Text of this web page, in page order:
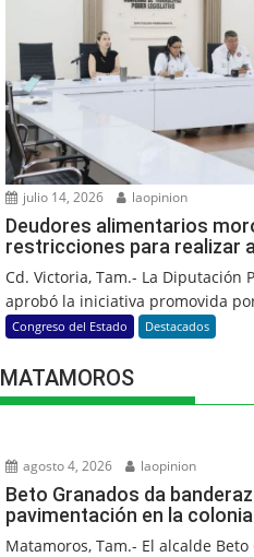
julio 14, 2026 laopinion
Deudores alimentarios
restricciones para realizar
Cd. Victoria, Tam.- La Diputación
aprobó la iniciativa promovida
Congreso del Estado Destacados
MATAMOROS
agosto 4, 2026 laopinion
Beto Granados da
pavimentación en la
Matamoros, Tam.- El alcalde